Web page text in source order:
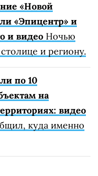
«Новой
«Эпицентр» и
и видео Ночью
и региону.
по 10
на
видео
куда именно